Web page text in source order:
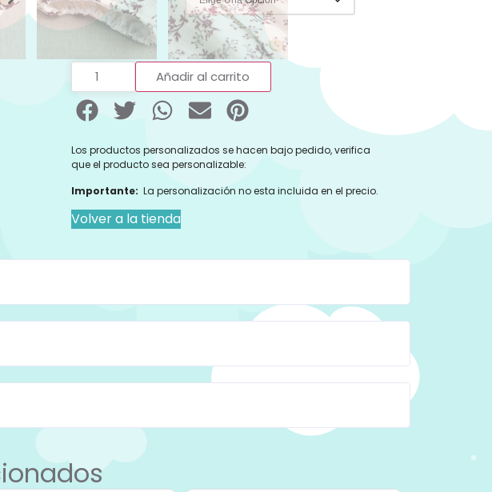
Añadir al carrito
Los productos personalizados se hacen bajo pedido, verifica
que el producto sea personalizable:
Importante: La personalización no esta incluida en el precio.
Volver a la tienda